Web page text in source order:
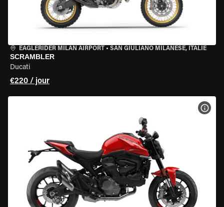
EAGLERIDER MILAN AIRPORT • SAN GIULIANO MILANESE, ITALIE
SCRAMBLER
Ducati
€220 / jour